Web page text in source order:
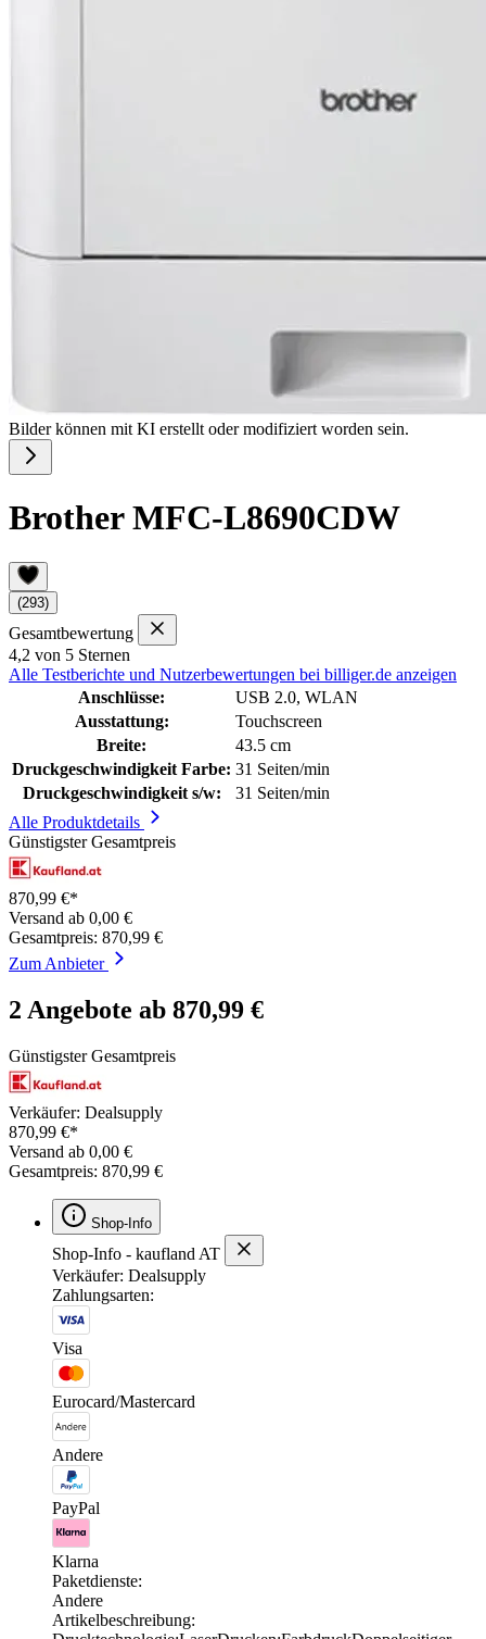
Bilder können mit KI erstellt oder modifiziert worden sein.
Brother MFC-L8690CDW
(293)
Gesamtbewertung
4,2 von 5 Sternen
Alle Testberichte und Nutzerbewertungen bei billiger.de anzeigen
Anschlüsse:
USB 2.0, WLAN
Ausstattung:
Touchscreen
Breite:
43.5 cm
Druckgeschwindigkeit Farbe: 31 Seiten/min
Druckgeschwindigkeit s/w:
31 Seiten/min
Alle Produktdetails
Günstigster Gesamtpreis
870,99 €*
Versand ab 0,00 €
Gesamtpreis: 870,99 €
Zum Anbieter
2 Angebote ab 870,99 €
Günstigster Gesamtpreis
Verkäufer: Dealsupply
870,99 €*
Versand ab 0,00 €
Gesamtpreis: 870,99 €
Shop-Info
Shop-Info - kaufland AT
Verkäufer: Dealsupply
Zahlungsarten:
Visa
Eurocard/Mastercard
Andere
PayPal
Klarna
Paketdienste:
Andere
Artikelbeschreibung: